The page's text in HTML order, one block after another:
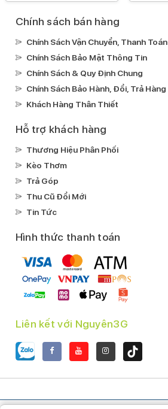
Chính sách bán hàng
Chính Sách Vận Chuyển, Thanh Toán
Chính Sách Bảo Mật Thông Tin
Chính Sách & Quy Định Chung
Chính Sách Bảo Hành, Đổi, Trả Hàng
Khách Hàng Thân Thiết
Hỗ trợ khách hàng
Thương Hiệu Phân Phối
Kèo Thơm
Trả Góp
Thu Cũ Đổi Mới
Tin Tức
Hình thức thanh toán
Liên kết với Nguyên3G